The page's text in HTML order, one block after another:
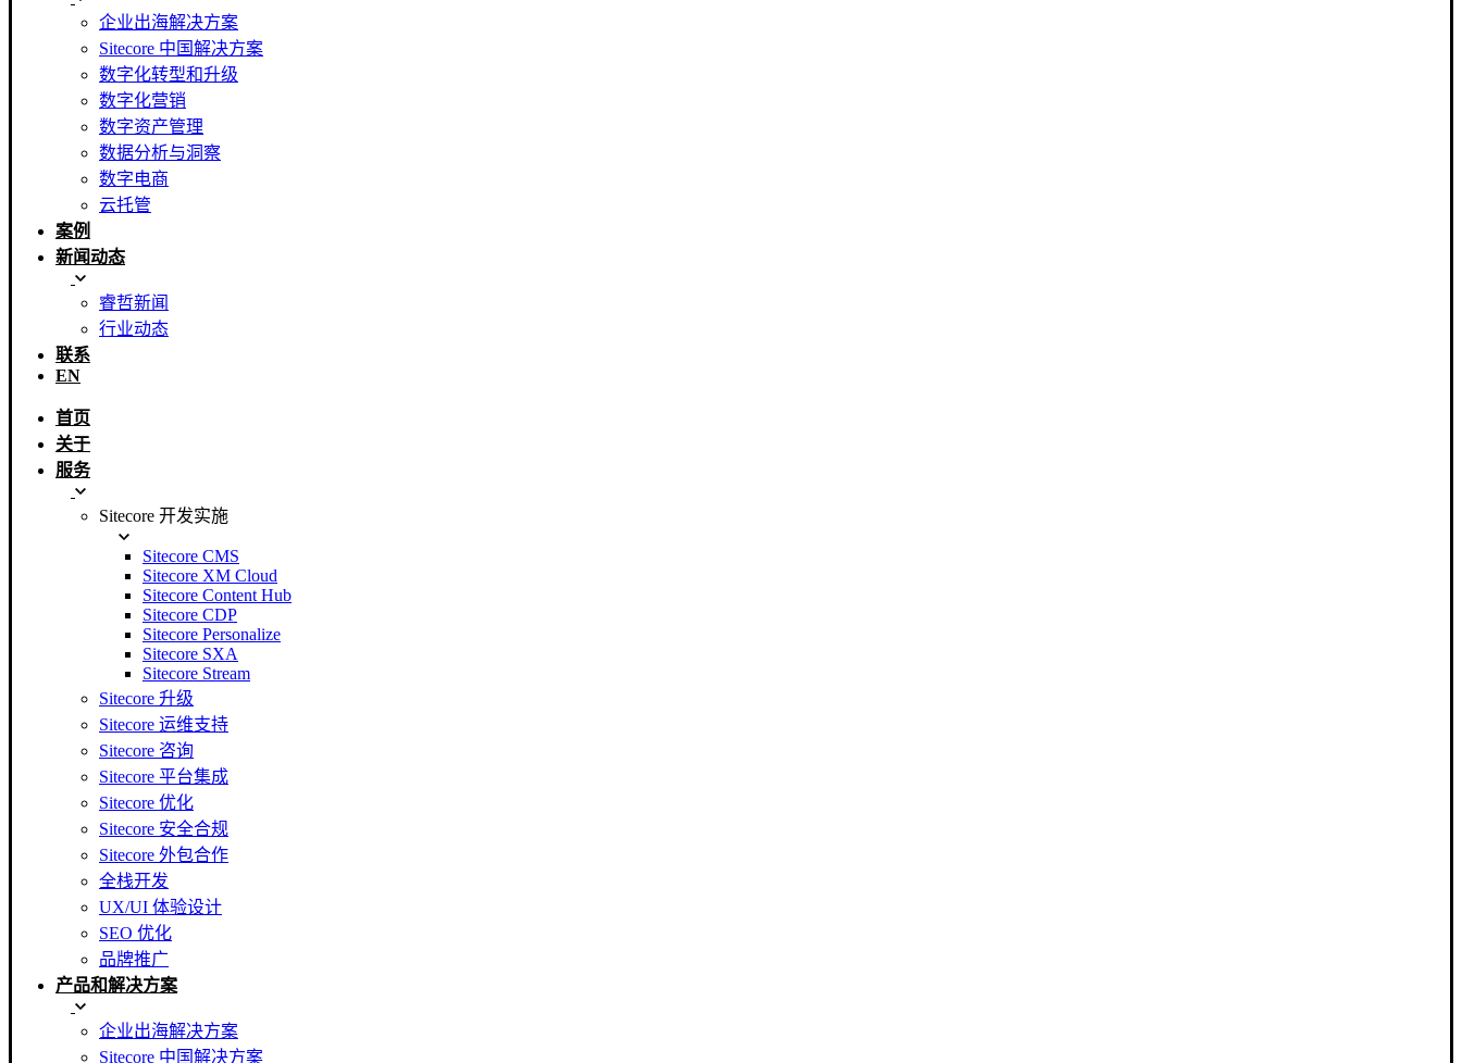
企业出海解决方案
Sitecore 中国解决方案
数字化转型和升级
数字化营销
数字资产管理
数据分析与洞察
数字电商
云托管
案例
新闻动态
睿哲新闻
行业动态
联系
EN
首页
关于
服务
Sitecore 开发实施
Sitecore CMS
Sitecore XM Cloud
Sitecore Content Hub
Sitecore CDP
Sitecore Personalize
Sitecore SXA
Sitecore Stream
Sitecore 升级
Sitecore 运维支持
Sitecore 咨询
Sitecore 平台集成
Sitecore 优化
Sitecore 安全合规
Sitecore 外包合作
全栈开发
UX/UI 体验设计
SEO 优化
品牌推广
产品和解决方案
企业出海解决方案
Sitecore 中国解决方案